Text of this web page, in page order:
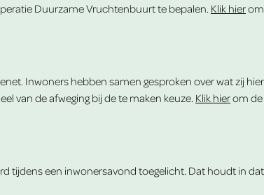
Duurzame Vruchtenbuurt te bepalen. Klik hier
Inwoners hebben samen gesproken over wat zij
van de afweging bij de te maken keuze. Klik hierom
tijdens een inwonersavond toegelicht. Dat houdt in